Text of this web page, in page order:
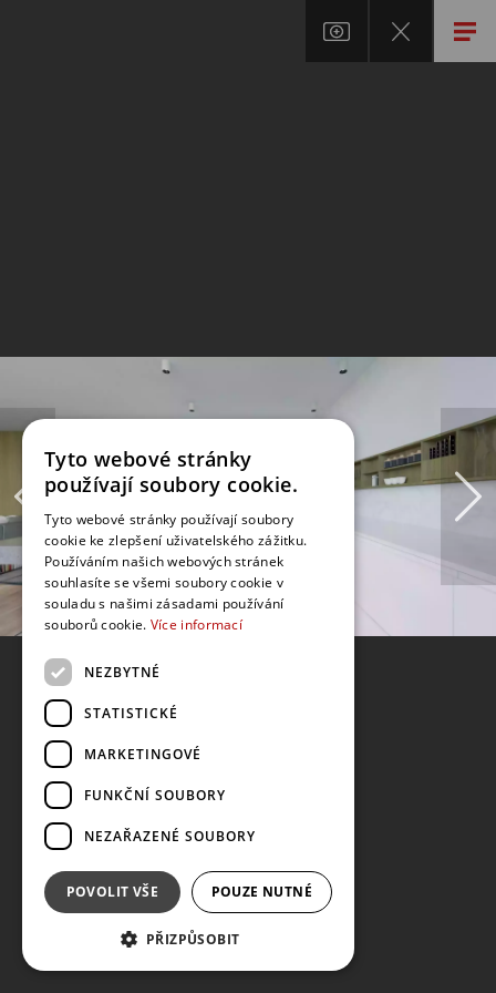
Tyto webové stránky
používají soubory cookie.
Tyto webové stránky používají soubory
cookie ke zlepšení uživatelského zážitku.
Používáním našich webových stránek
souhlasíte se všemi soubory cookie v
souladu s našimi zásadami používání
souborů cookie. Více informací
NEZBYTNÉ
STATISTICKÉ
MARKETINGOVÉ
FUNKČNÍ SOUBORY
NEZAŘAZENÉ SOUBORY
POVOLIT VŠE POUZE NUTNÉ
PŘIZPŮSOBIT